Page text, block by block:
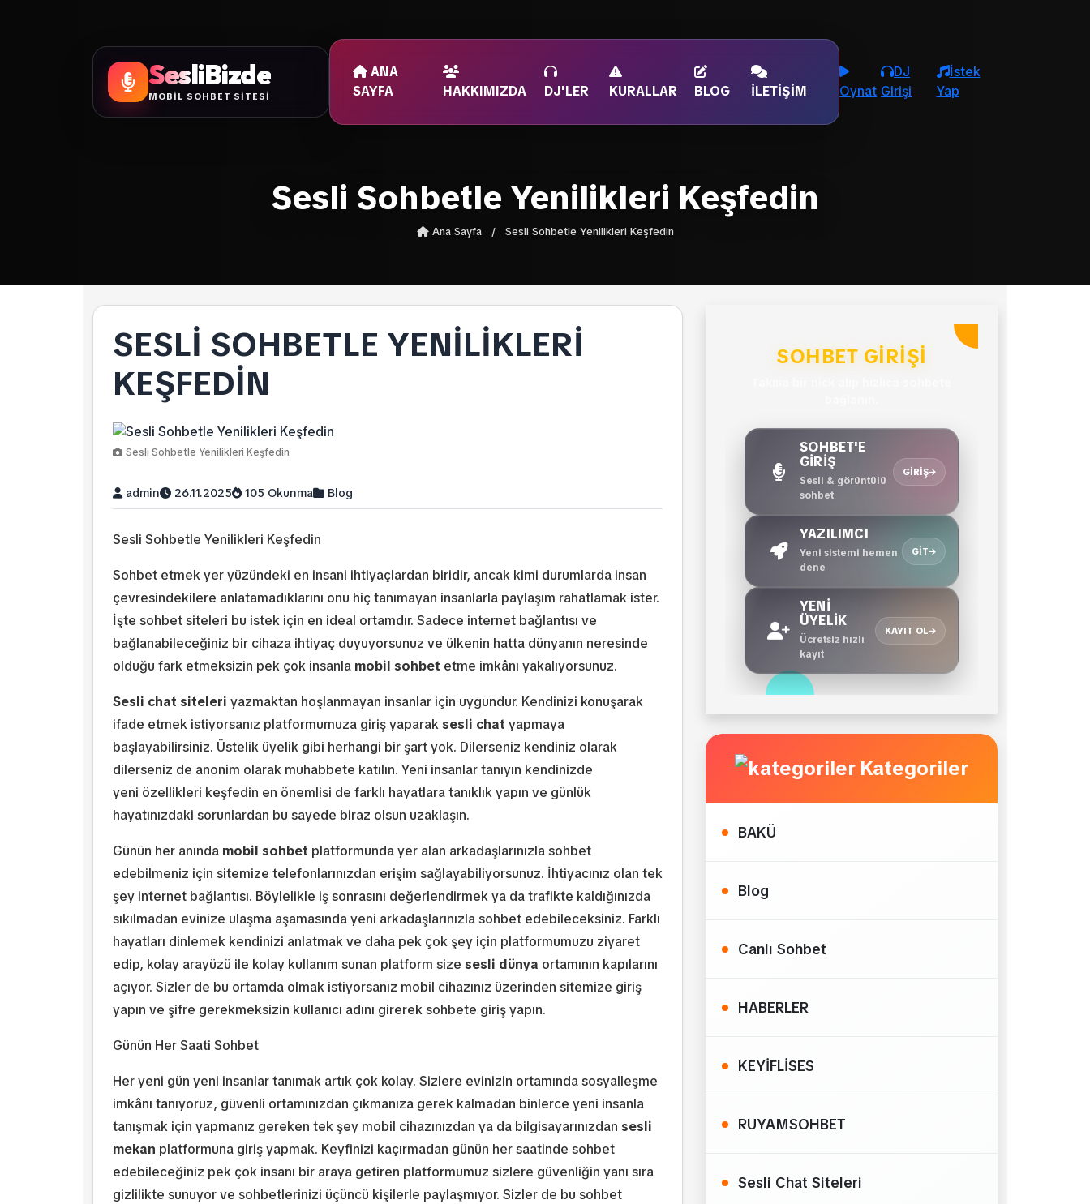
SesliBizde
MOBİL SOHBET SİTESİ
ANA
SAYFA
HAKKIMIZDA DJ'LER KURALLAR BLOG İLETIŞIM Oynat
DJ
Girişi
İstek
Yap
Sesli Sohbetle Yenilikleri Keşfedin
Ana Sayfa / Sesli Sohbetle Yenilikleri Keşfedin
SESLI SOHBETLE YENILIKLERI
KEŞFEDIN
Sesli Sohbetle Yenilikleri Keşfedin
admin 26.11.2025 105 Okunma Blog
Sesli Sohbetle Yenilikleri Keşfedin
Sohbet etmek yer yüzündeki en insani ihtiyaçlardan biridir, ancak kimi durumlarda insan
çevresindekilere anlatamadıklarını onu hiç tanımayan insanlarla paylaşım rahatlamak ister.
İşte sohbet siteleri bu istek için en ideal ortamdır. Sadece internet bağlantısı ve
bağlanabileceğiniz bir cihaza ihtiyaç duyuyorsunuz ve ülkenin hatta dünyanın neresinde
olduğu fark etmeksizin pek çok insanla mobil sohbet etme imkânı yakalıyorsunuz.
Sesli chat siteleri yazmaktan hoşlanmayan insanlar için uygundur. Kendinizi konuşarak
ifade etmek istiyorsanız platformumuza giriş yaparaksesli chat yapmaya
başlayabilirsiniz. Üstelik üyelik gibi herhangi bir şart yok. Dilerseniz kendiniz olarak
dilerseniz de anonim olarak muhabbete katılın. Yeni insanlar tanıyın kendinizde
yeni özellikleri keşfedin en önemlisi de farklı hayatlara tanıklık yapın ve günlük
hayatınızdaki sorunlardan bu sayede biraz olsun uzaklaşın.
Günün her anında mobil sohbet platformunda yer alan arkadaşlarınızla sohbet
edebilmeniz için sitemize telefonlarınızdan erişim sağlayabiliyorsunuz. İhtiyacınız olan tek
şey internet bağlantısı. Böylelikle iş sonrasını değerlendirmek ya da trafikte kaldığınızda
sıkılmadan evinize ulaşma aşamasında yeni arkadaşlarınızla sohbet edebileceksiniz. Farklı
hayatları dinlemek kendinizi anlatmak ve daha pek çok şey için platformumuzu ziyaret
edip, kolay arayüzü ile kolay kullanım sunan platform size sesli dünya ortamının kapılarını
açıyor. Sizler de bu ortamda olmak istiyorsanız mobil cihazınız üzerinden sitemize giriş
yapın ve şifre gerekmeksizin kullanıcı adını girerek sohbete giriş yapın.
Günün Her Saati Sohbet
Her yeni gün yeni insanlar tanımak artık çok kolay. Sizlere evinizin ortamında sosyalleşme
imkânı tanıyoruz, güvenli ortamınızdan çıkmanıza gerek kalmadan binlerce yeni insanla
tanışmak için yapmanız gereken tek şey mobil cihazınızdan ya da bilgisayarınızdan sesli
mekan platformuna giriş yapmak. Keyfinizi kaçırmadan günün her saatinde sohbet
edebileceğiniz pek çok insanı bir araya getiren platformumuz sizlere güvenliğin yanı sıra
gizlilikte sunuyor ve sohbetlerinizi üçüncü kişilerle paylaşmıyor. Sizler de bu sohbet
SOHBET GIRIŞI
SOHBET'E
GİRİŞ
Sesli & görüntülü
sohbet
GIRIŞ
YAZILIMCI
Yeni sistemi hemen
dene
GIT
YENİ
ÜYELİK
Ücretsiz hızlı
kayıt
KAYIT OL
Kategoriler
BAKÜ
Blog
Canlı Sohbet
HABERLER
KEYİFLİSES
RUYAMSOHBET
Sesli Chat Siteleri